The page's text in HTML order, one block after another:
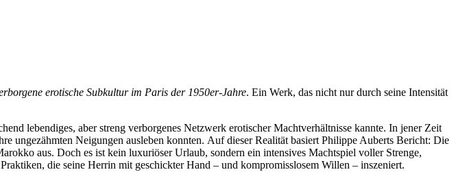
erotische Subkultur im Paris der 1950er-Jahre. Ein Werk, das nicht nur durch seine Intensität
lebendiges, aber streng verborgenes Netzwerk erotischer Machtverhältnisse kannte. In jener Zeit
ungezähmten Neigungen ausleben konnten. Auf dieser Realität basiert Philippe Auberts Bericht: Die
aus. Doch es ist kein luxuriöser Urlaub, sondern ein intensives Machtspiel voller Strenge,
die seine Herrin mit geschickter Hand – und kompromisslosem Willen – inszeniert.